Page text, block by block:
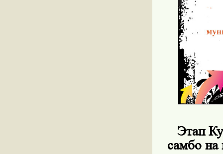
Этап
самбо на